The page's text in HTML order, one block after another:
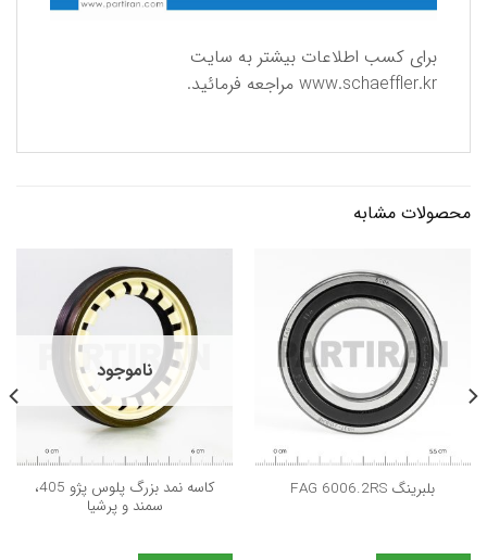
برای كسب اطلاعات بیشتر به سایت
www.schaeffler.kr مراجعه فرمائید.
محصولات مشابه
بلبرینگ FAG 6006.2RS
ناموجود
كاسه نمد بزرگ پلوس پژو 405،
سمند و پرشيا